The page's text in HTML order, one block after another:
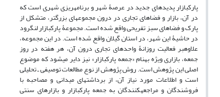
پارک‎بازار پدیده‎ای جدید در عرصۀ شهر و برنامه‎ریزی شهری است که
در آن، بازار و فضاهای تجاری در درون مجموعه‎ای بزرگتر، متشکل از
پارک و فضاهای سبز تفریحی واقع شده است. مجموعۀ پارک‎بازار لنگرود
در حاشیۀ این شهر، در استان گیلان واقع شده است. در این مجموعه،
علاوه‎بر فعالیت روزانۀ واحدهای تجاری درون آن، هر هفته در روز
جمعه، بازاری ویژه به‎نام «جمعه ‎پارک‎بازار» نیز دایر می‎شود که موضوع
اصلی این پژوهش است. روش پژوهش از نوع مطالعات توصیفی ـ تحلیلی
است و اطلاعات مورد نیاز آن، از برداشت‎های میدانی و مصاحبه با
فروشندگان و مراجعه‎کنندگان به جمعه پارک‎بازار و بازارهای سنتی